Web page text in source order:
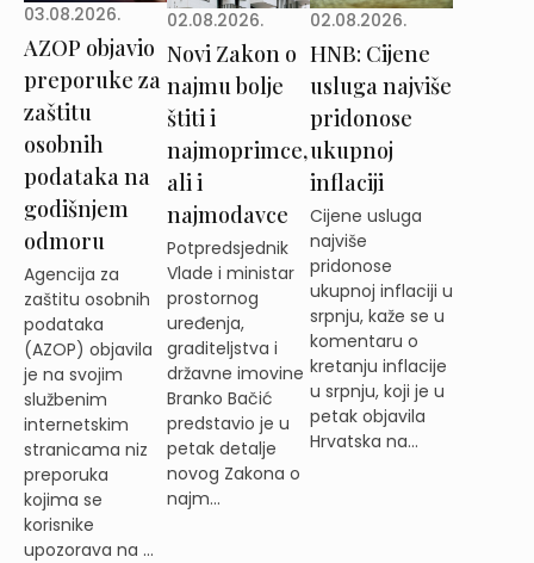
03.08.2026.
AZOP objavio
preporuke za
zaštitu
osobnih
podataka na
godišnjem
odmoru
Agencija za
zaštitu osobnih
podataka
(AZOP) objavila
je na svojim
službenim
internetskim
stranicama niz
preporuka
kojima se
korisnike
upozorava na ...
02.08.2026.
Novi Zakon o
najmu bolje
štiti i
najmoprimce,
ali i
najmodavce
Potpredsjednik
Vlade i ministar
prostornog
uređenja,
graditeljstva i
državne imovine
Branko Bačić
predstavio je u
petak detalje
novog Zakona o
najm...
02.08.2026.
HNB: Cijene
usluga najviše
pridonose
ukupnoj
inflaciji
Cijene usluga
najviše
pridonose
ukupnoj inflaciji u
srpnju, kaže se u
komentaru o
kretanju inflacije
u srpnju, koji je u
petak objavila
Hrvatska na...